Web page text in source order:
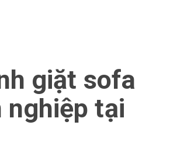
giặt sofa
nghiệp tại